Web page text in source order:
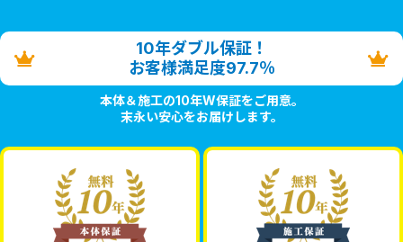
10年ダブル保証！
お客様満足度97.7％
本体＆施工の10年W保証をご用意。
末永い安心をお届けします。